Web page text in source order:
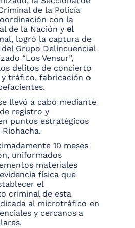
de la Policía
con la
de la Nación y el
logró la captura de
Grupo Delincuencial
“Los Vensur”,
delitos de concierto
tráfico, fabricación o
llevó a cabo mediante
registro y
puntos estratégicos
10 meses
uniformados
materiales
física que
el
criminal de esta
al microtráfico en
y cercanos a